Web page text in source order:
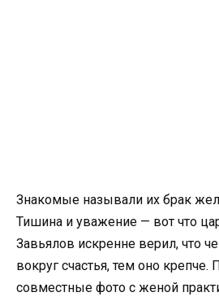
Знакомые называли их брак
Тишина и уважение — вот что
Завьялов искренне верил, что
вокруг счастья, тем оно крепче.
совместные фото с женой